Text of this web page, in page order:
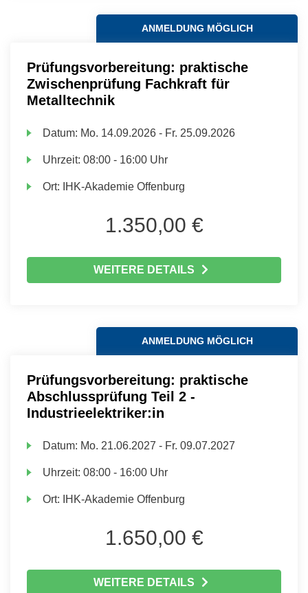
ANMELDUNG MÖGLICH
Prüfungsvorbereitung: praktische
Zwischenprüfung Fachkraft für
Metalltechnik
Datum: Mo. 14.09.2026 - Fr. 25.09.2026
Uhrzeit:08:00 - 16:00 Uhr
Ort: IHK-Akademie Offenburg
1.350,00 €
WEITERE DETAILS
ANMELDUNG MÖGLICH
Prüfungsvorbereitung: praktische
Abschlussprüfung Teil 2 -
Industrieelektriker:in
Datum: Mo. 21.06.2027 - Fr. 09.07.2027
Uhrzeit:08:00 - 16:00 Uhr
Ort: IHK-Akademie Offenburg
1.650,00 €
WEITERE DETAILS